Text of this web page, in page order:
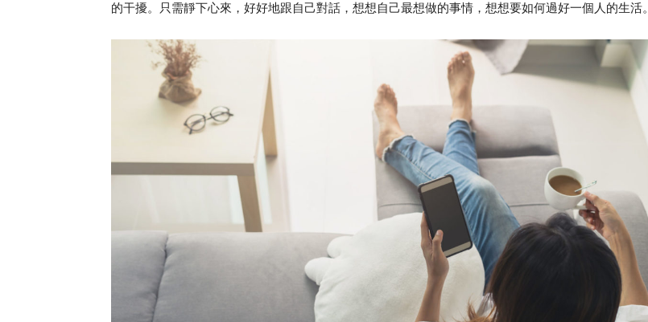
的干擾。只需靜下心來，好好地跟自己對話，想想自己最想做的事情，想想要如何過好一個人的生活。